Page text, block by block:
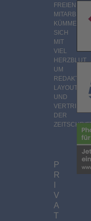
FREIEN
KÜMMERT
SICH
MIT
VIEL
HERZBLUT
UM
REDAKTION,
LAYOUT
UND
VERTRIEB
DER
P
R
V
A
T